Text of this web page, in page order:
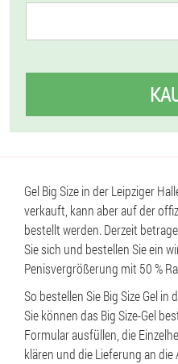
Gel Big Size in der Leipziger
verkauft, kann aber auf der
bestellt werden. Derzeit
Sie sich und bestellen Sie ein
Penisvergrößerung mit 50 %
So bestellen Sie Big Size Gel in
Sie können das Big Size-Gel
Formular ausfüllen, die
klären und die Lieferung an